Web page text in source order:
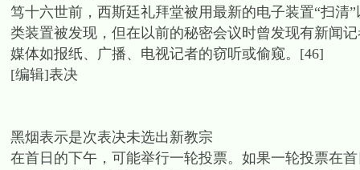
笃十六世前，西斯廷礼拜堂被用最新的电子装置“扫清
类装置被发现，但在以前的秘密会议时曾发现有新闻
媒体如报纸、广播、电视记者的窃听或偷窥。[46]
[编辑]表决
黑烟表示是次表决未选出新教宗
在首日的下午，可能举行一轮投票。如果一轮投票在